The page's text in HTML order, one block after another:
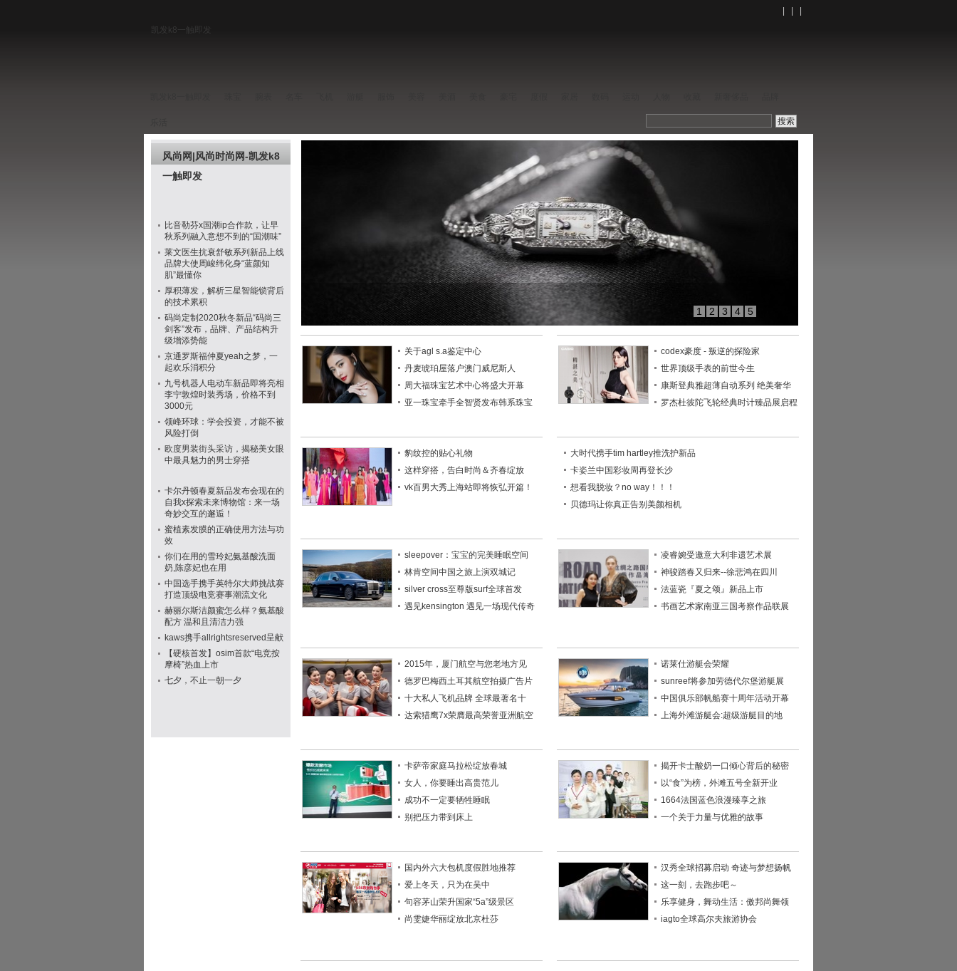
凯发k8一触即发
风尚网|风尚时尚网-凯发k8
一触即发
比音勒芬x国潮ip合作款，让早
秋系列融入意想不到的“国潮味”
莱文医生抗衰舒敏系列新品上线
品牌大使周峻纬化身“蓝颜知
肌”最懂你
厚积薄发，解析三星智能锁背后
的技术累积
码尚定制2020秋冬新品“码尚三
剑客”发布，品牌、产品结构升
级增添势能
京通罗斯福仲夏yeah之梦，一
起欢乐消积分
九号机器人电动车新品即将亮相
李宁敦煌时装秀场，价格不到
3000元
领峰环球：学会投资，才能不被
风险打倒
欧度男装街头采访，揭秘美女眼
中最具魅力的男士穿搭
卡尔丹顿春夏新品发布会现在的
自我x探索未来博物馆：来一场
奇妙交互的邂逅！
蜜植素发膜的正确使用方法与功
效
你们在用的雪玲妃氨基酸洗面
奶,陈彦妃也在用
中国选手携手英特尔大师挑战赛
打造顶级电竞赛事潮流文化
赫丽尔斯洁颜蜜怎么样？氨基酸
配方 温和且清洁力强
kaws携手allrightsreserved呈献
【硬核首发】osim首款“电竞按
摩椅”热血上市
七夕，不止一朝一夕
1 2 3 4 5
关于agl s.a鉴定中心
丹麦琥珀屋落户澳门威尼斯人
周大福珠宝艺术中心将盛大开幕
亚一珠宝牵手全智贤发布韩系珠宝
codex豪度 - 叛逆的探险家
世界顶级手表的前世今生
康斯登典雅超薄自动系列 绝美奢华
罗杰杜彼陀飞轮经典时计臻品展启程
豹纹控的贴心礼物
这样穿搭，告白时尚＆齐春绽放
vk百男大秀上海站即将恢弘开篇！
大时代携手tim hartley推洗护新品
卡姿兰中国彩妆周再登长沙
想看我脱妆？no way！！！
贝德玛让你真正告别美颜相机
sleepover：宝宝的完美睡眠空间
林肯空间中国之旅上演双城记
silver cross至尊版surf全球首发
遇见kensington 遇见一场现代传奇
凌睿婉受邀意大利非遗艺术展
神骏踏春又归来--徐悲鸿在四川
法蓝瓷『夏之颂』新品上市
书画艺术家南亚三国考察作品联展
2015年，厦门航空与您老地方见
德罗巴梅西土耳其航空拍摄广告片
十大私人飞机品牌 全球最著名十
达索猎鹰7x荣膺最高荣誉亚洲航空
诺莱仕游艇会荣耀
sunreef将参加劳德代尔堡游艇展
中国俱乐部帆船赛十周年活动开幕
上海外滩游艇会:超级游艇目的地
卡萨帝家庭马拉松绽放春城
女人，你要睡出高贵范儿
成功不一定要牺牲睡眠
别把压力带到床上
揭开卡士酸奶一口倾心背后的秘密
以“食”为榜，外滩五号全新开业
1664法国蓝色浪漫臻享之旅
一个关于力量与优雅的故事
国内外六大包机度假胜地推荐
爱上冬天，只为在吴中
句容茅山荣升国家“5a”级景区
尚雯婕华丽绽放北京杜莎
汉秀全球招募启动 奇迹与梦想扬帆
这一刻，去跑步吧～
乐享健身，舞动生活：傲邦尚舞领
iagto全球高尔夫旅游协会